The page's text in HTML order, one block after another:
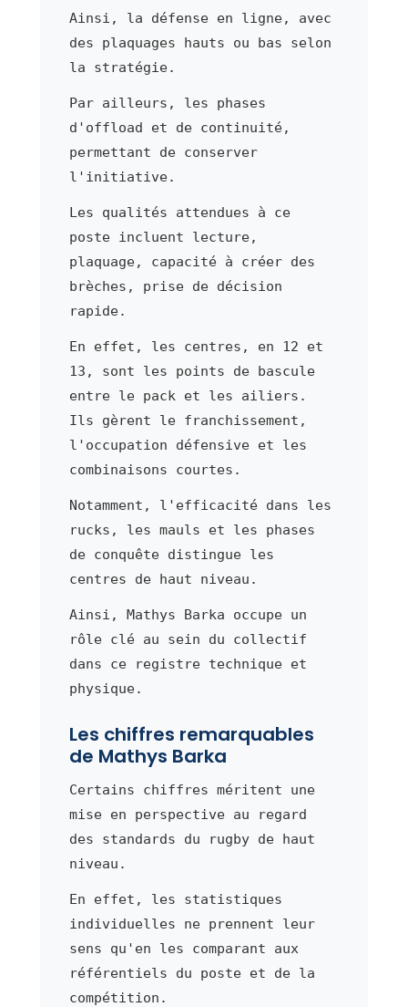
Ainsi, la défense en ligne, avec
des plaquages hauts ou bas selon
la stratégie.
Par ailleurs, les phases
d'offload et de continuité,
permettant de conserver
l'initiative.
Les qualités attendues à ce
poste incluent lecture,
plaquage, capacité à créer des
brèches, prise de décision
rapide.
En effet, les centres, en 12 et
13, sont les points de bascule
entre le pack et les ailiers.
Ils gèrent le franchissement,
l'occupation défensive et les
combinaisons courtes.
Notamment, l'efficacité dans les
rucks, les mauls et les phases
de conquête distingue les
centres de haut niveau.
Ainsi, Mathys Barka occupe un
rôle clé au sein du collectif
dans ce registre technique et
physique.
Les chiffres remarquables
de Mathys Barka
Certains chiffres méritent une
mise en perspective au regard
des standards du rugby de haut
niveau.
En effet, les statistiques
individuelles ne prennent leur
sens qu'en les comparant aux
référentiels du poste et de la
compétition.